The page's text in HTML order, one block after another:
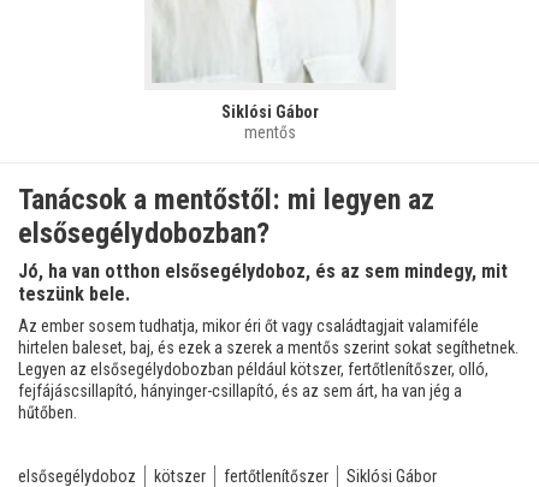
Siklósi Gábor
mentős
Tanácsok a mentőstől: mi legyen az
elsősegélydobozban?
Jó, ha van otthon elsősegélydoboz, és az sem mindegy, mit
teszünk bele.
Az ember sosem tudhatja, mikor éri őt vagy családtagjait valamiféle
hirtelen baleset, baj, és ezek a szerek a mentős szerint sokat segíthetnek.
Legyen az elsősegélydobozban például kötszer, fertőtlenítőszer, olló,
fejfájáscsillapító, hányinger-csillapító, és az sem árt, ha van jég a
hűtőben.
elsősegélydoboz kötszer fertőtlenítőszer Siklósi Gábor